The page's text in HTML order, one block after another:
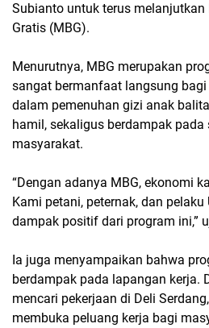
Subianto untuk terus melanjutkan
Gratis (MBG).
Menurutnya, MBG merupakan
sangat bermanfaat langsung
dalam pemenuhan gizi anak
hamil, sekaligus berdampak pada
masyarakat.
“Dengan adanya MBG, ekonomi
Kami petani, peternak, dan
dampak positif dari program ini,”
Ia juga menyampaikan bahwa
berdampak pada lapangan kerja.
mencari pekerjaan di Deli
membuka peluang kerja bagi